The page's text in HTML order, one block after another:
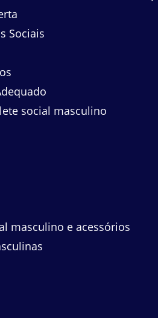
Sociais
social masculino
masculino e acessórios